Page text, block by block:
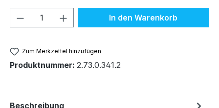
Produkt Anzahl: Gib denIn den Warenkorb
Zum Merkzettel hinzufügen
Produktnummer: 2.73.0.341.2
Beschreibung